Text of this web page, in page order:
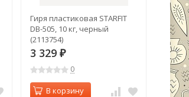
Гиря пластиковая STARFIT
DB-505, 10 кг, черный
(2113754)
3 329₽
0
В корзину